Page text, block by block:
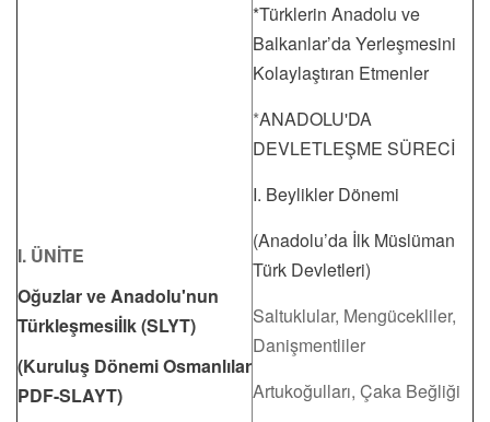
I. ÜNİTE
Oğuzlar ve Anadolu'nun
Türkleşmesiİlk (SLYT)
(Kuruluş Dönemi Osmanlılar
PDF-SLAYT)
*Türklerin Anadolu ve
Balkanlar’da Yerleşmesini
Kolaylaştıran Etmenler
*ANADOLU'DA
DEVLETLEŞME SÜRECİ
I. Beylikler Dönemi
(Anadolu’da İlk Müslüman
Türk Devletleri)
Saltuklular, Mengücekliler,
Danişmentliler
Artukoğulları, Çaka Beğliği